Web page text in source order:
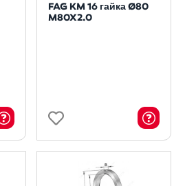
FAG KM 16 гайка Ø80
M80X2.0